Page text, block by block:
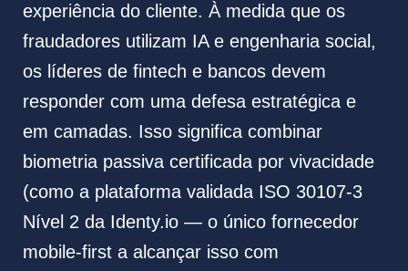
experiência do cliente. À medida que os
fraudadores utilizam IA e engenharia social,
os líderes de fintech e bancos devem
responder com uma defesa estratégica e
em camadas. Isso significa combinar
biometria passiva certificada por vivacidade
(como a plataforma validada ISO 30107-3
Nível 2 da Identy.io — o único fornecedor
mobile-first a alcançar isso com